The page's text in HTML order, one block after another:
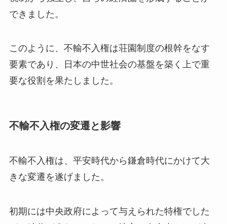
できました。
このように、不輸不入権は荘園制度の根幹をなす
要素であり、日本の中世社会の基盤を築く上で重
要な役割を果たしました。
不輸不入権の変遷と影響
不輸不入権は、平安時代から鎌倉時代にかけて大
きな変遷を遂げました。
初期には中央政府によって与えられた特権でした